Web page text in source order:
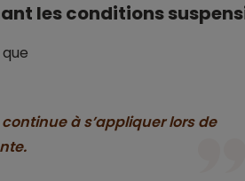
les conditions
à s’appliquer lors de